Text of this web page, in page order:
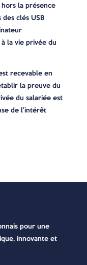
hors la présence
clés USB
la vie privée du
recevable en
la preuve du
du salariée est
de l’intérêt
pour une
innovante et